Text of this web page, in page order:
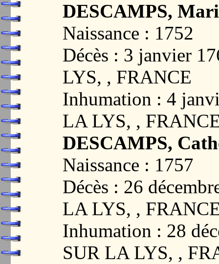
DESCAMPS,
Naissance : 1752
Décès : 3 janvier
LYS, , FRANCE
Inhumation : 4
LA LYS, ,
DESCAMPS,
Naissance : 1757
Décès : 26
LA LYS, ,
Inhumation : 28
SUR LA LYS, ,